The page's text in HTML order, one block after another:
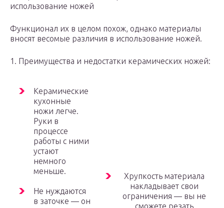
использование ножей
Функционал их в целом похож, однако материалы
вносят весомые различия в использование ножей.
1. Преимущества и недостатки керамических ножей:
Керамические
кухонные
ножи легче.
Руки в
процессе
работы с ними
устают
немного
меньше.
Не нуждаются
в заточке — он
Хрупкость материала
накладывает свои
ограничения — вы не
сможете резать